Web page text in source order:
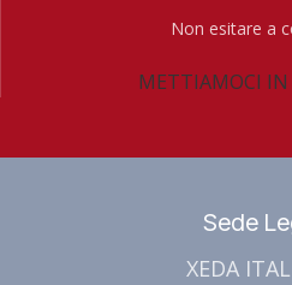
Non esitare a
METTIAMOCI
Sede
XEDA